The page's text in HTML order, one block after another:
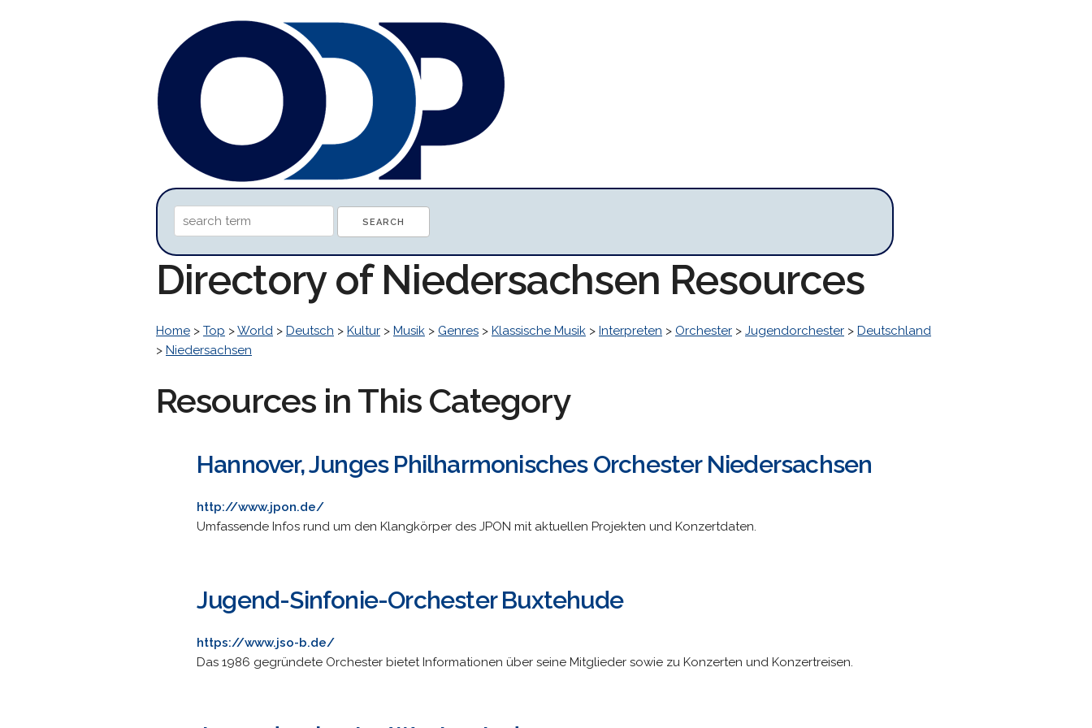
Directory of Niedersachsen Resources
Home > Top >World > Deutsch > Kultur > Musik > Genres > Klassische Musik > Interpreten > Orchester > Jugendorchester > Deutschland
> Niedersachsen
Resources in This Category
Hannover, Junges Philharmonisches Orchester Niedersachsen
http://www.jpon.de/
Umfassende Infos rund um den Klangkörper des JPON mit aktuellen Projekten und Konzertdaten.
Jugend-Sinfonie-Orchester Buxtehude
https://www.jso-b.de/
Das 1986 gegründete Orchester bietet Informationen über seine Mitglieder sowie zu Konzerten und Konzertreisen.